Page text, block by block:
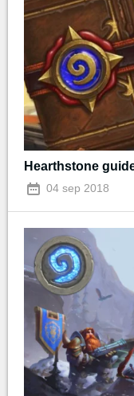
Hearthstone
04 sep 2018